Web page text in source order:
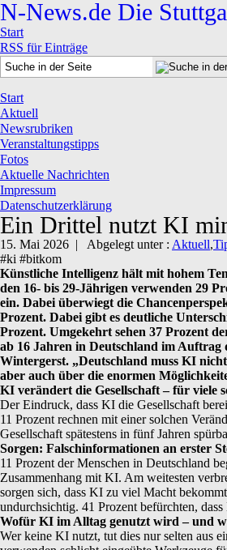
N-News.de Die
Start
RSS für Einträge
Start
Aktuell
Newsrubriken
Veranstaltungstipps
Fotos
Aktuelle Nachrichten
Impressum
Datenschutzerklärung
Ein Drittel nutzt KI
15. Mai 2026 | Abgelegt unter : Aktuell,
#ki #bitkom
Künstliche Intelligenz hält mit hohem
den 16- bis 29-Jährigen verwenden 29
ein. Dabei überwiegt die
Prozent. Dabei gibt es deutliche
Prozent. Umgekehrt sehen 37 Prozent
ab 16 Jahren in Deutschland im Auftrag
Wintergerst. „Deutschland muss KI
aber auch über die enormen
KI verändert die Gesellschaft – für viele
Der Eindruck, dass KI die Gesellschaft
11 Prozent rechnen mit einer solchen
Gesellschaft spätestens in fünf Jahren
Sorgen: Falschinformationen an erster
11 Prozent der Menschen in Deutschland
Zusammenhang mit KI. Am weitesten
sorgen sich, dass KI zu viel Macht
undurchsichtig. 41 Prozent befürchten,
Wofür KI im Alltag genutzt wird – und
Wer keine KI nutzt, tut dies nur selten aus